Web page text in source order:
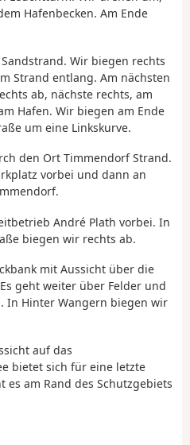
Hafenbecken. Am Ende
Wir biegen rechts
Strand entlang. Am nächsten
ab, nächste rechts, am
Hafen. Wir biegen am Ende
um eine Linkskurve.
den Ort Timmendorf Strand.
vorbei und dann an
André Plath vorbei. In
biegen wir rechts ab.
mit Aussicht über die
geht weiter über Felder und
In Hinter Wangern biegen wir
auf das
bietet sich für eine letzte
es am Rand des Schutzgebiets